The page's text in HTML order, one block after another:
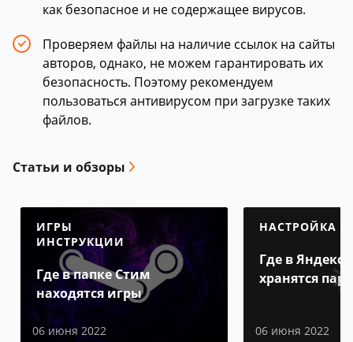
как безопасное и не содержащее вирусов.
Проверяем файлы на наличие ссылок на сайты
авторов, однако, не можем гарантировать их
безопасность. Поэтому рекомендуем
пользоваться антивирусом при загрузке таких
файлов.
Статьи и обзоры
ИГРЫ
ИНСТРУКЦИИ
Где в папке Стим
находятся игры
06 июня 2022
НАСТРОЙКА
Где в Яндекс
хранятся
06 июня 2022